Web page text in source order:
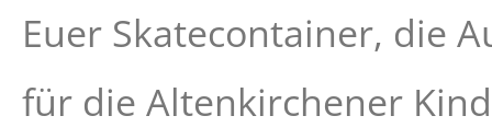
Euer Skatecontainer, die
für die Altenkirchener